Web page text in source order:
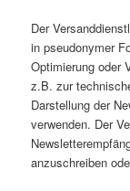
Der
in pseudonymer
Optimierung oder
z.B. zur
Darstellung der
verwenden. Der
anzuschreiben